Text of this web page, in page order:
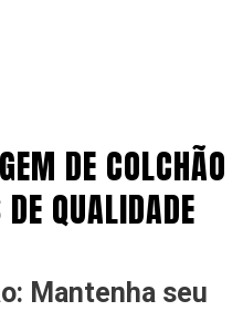
DE COLCHÃO
QUALIDADE
Mantenha seu